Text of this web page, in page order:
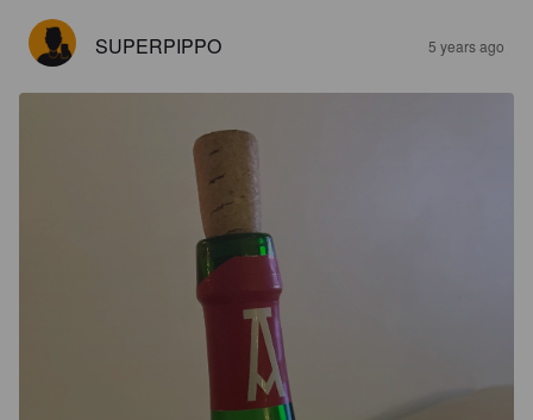
SUPERPIPPO 5 years ago